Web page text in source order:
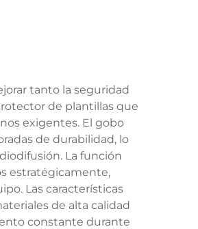
tanto la seguridad
de plantillas que
exigentes. El gobo
de durabilidad, lo
La función
estratégicamente,
Las características
de alta calidad
constante durante